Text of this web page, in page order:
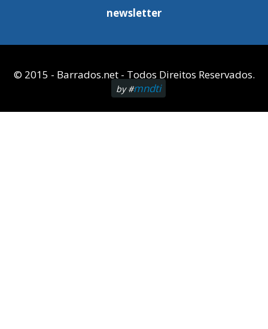
newsletter
© 2015 - Barrados.net - Todos Direitos Reservados.
by #mndti